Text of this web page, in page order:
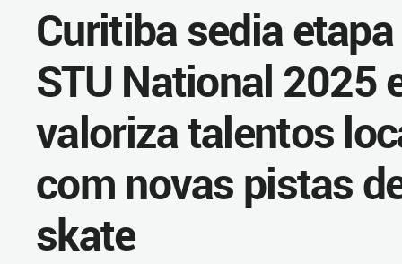
Curitiba sedia
STU National 2025
valoriza talentos
com novas pistas
skate